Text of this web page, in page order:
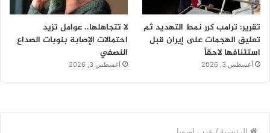
تقرير: ترامب كرر نمط التهديد ثم
تعليق الهجمات على إيران قبل
استئنافها لاحقاً
أغسطس 3, 2026
لا تتجاهلها.. عوامل تزيد
احتمالات الإصابة بنوبات الصداع
النصفي
أغسطس 3, 2026